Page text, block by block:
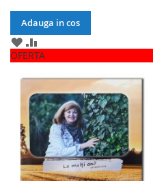
Adauga in cos
ADAUGA
LA
DE
DORINTE
PENTRU
COMPARA
OFERTA